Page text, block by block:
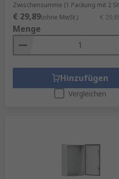
Zwischensumme (1 Packung mit 2
€ 29,89(ohne MwSt.) €
Menge
Hinzufügen
Vergleichen